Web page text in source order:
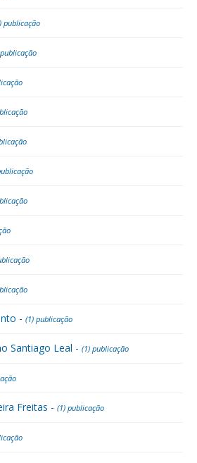
publicação
- (1) publicação
Santiago Leal - (1) publicação
Freitas - (1) publicação